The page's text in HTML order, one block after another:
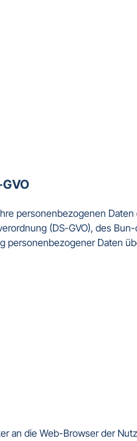
personenbezogenen
(DS-GVO), des
personenbezogener Daten
an die Web-Browser der